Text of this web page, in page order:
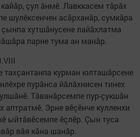
çул ăнмӗ. Лавккасем тăрăх
шулӗксенчен асăрханăр, сумкăра
хутшăнусене лайăхлатма
парне тума ан манăр.
тахçантанпа курман юлташăрсене
пурăнса йăлăхнисен тинех
Тăванăрсемпе пур-çукшăн
аптратмӗ. Эрне вӗçӗнче кулленхи
ыйтăвӗсемпе ӗçлӗр. Çын туса
вăя кăна шанăр.